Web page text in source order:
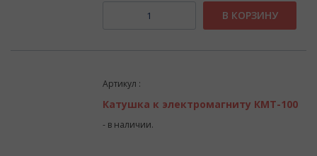
В КОРЗИНУ
Артикул :
Катушка к электромагниту КМТ-100
- в наличии.